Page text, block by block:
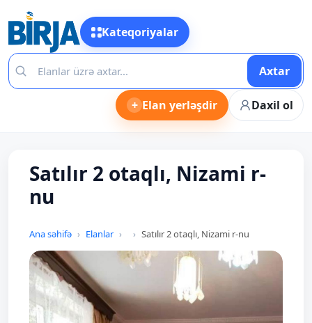
Kateqoriyalar
Axtar
+ Elan yerləşdir Daxil ol
Satılır 2 otaqlı, Nizami r-
nu
Ana səhifə Elanlar Satılır 2 otaqlı, Nizami r-nu